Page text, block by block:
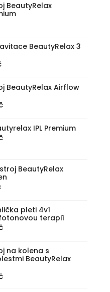
BeautyRelax
Kč.
BeautyRelax 3
Aktuální
je:
599 Kč.
BeautyRelax Airflow
Aktuální
je:
3
IPL Premium
Aktuální
3
BeautyRelax
Aktuální
je:
1
690 Kč.
pleti 4v1
terapií
Aktuální
je:
2
890 Kč.
na kolena s
BeautyRelax
Aktuální